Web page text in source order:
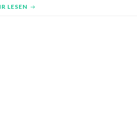
LESEN